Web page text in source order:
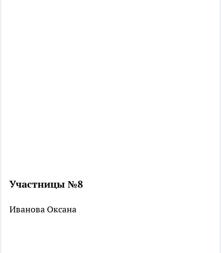
Участницы №8
Иванова Оксана